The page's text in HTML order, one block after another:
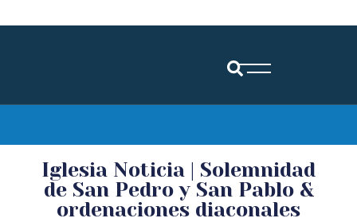
Iglesia Noticia | Solemnidad
de San Pedro y San Pablo &
ordenaciones diaconales